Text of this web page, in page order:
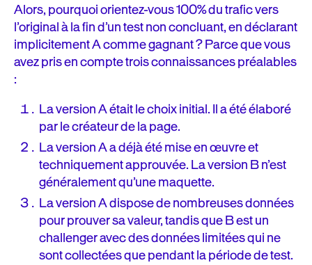
Alors, pourquoi orientez-vous 100% du trafic vers
l’original à la fin d’un test non concluant, en déclarant
implicitement A comme gagnant ? Parce que vous
avez pris en compte trois connaissances préalables
:
La version A était le choix initial. Il a été élaboré
par le créateur de la page.
La version A a déjà été mise en œuvre et
techniquement approuvée. La version B n’est
généralement qu’une maquette.
La version A dispose de nombreuses données
pour prouver sa valeur, tandis que B est un
challenger avec des données limitées qui ne
sont collectées que pendant la période de test.